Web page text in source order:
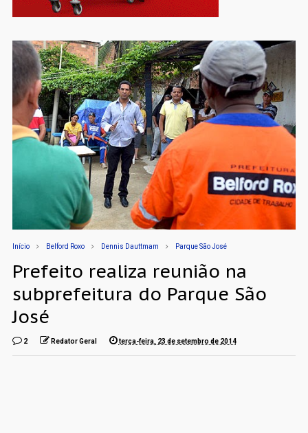
Início Belford Roxo Dennis Dauttmam Parque São José
Prefeito realiza reunião na
subprefeitura do Parque São
José
2 Redator Geral terça-feira, 23 de setembro de 2014